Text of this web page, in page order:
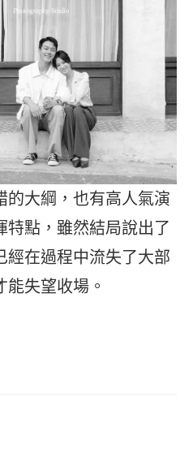
的大綱，也有高人氣演
特點，雖然結局說出了
經在過程中流失了大部
失望收場。